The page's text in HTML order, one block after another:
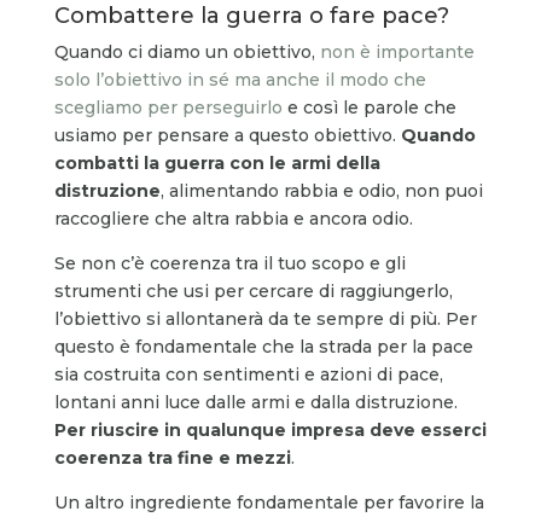
Combattere la guerra o fare pace?
Quando ci diamo un obiettivo, non è importante
solo l’obiettivo in sé ma anche il modo che
scegliamo per perseguirlo e così le parole che
usiamo per pensare a questo obiettivo. Quando
combatti la guerra con le armi della
distruzione, alimentando rabbia e odio, non puoi
raccogliere che altra rabbia e ancora odio.
Se non c’è coerenza tra il tuo scopo e gli
strumenti che usi per cercare di raggiungerlo,
l’obiettivo si allontanerà da te sempre di più. Per
questo è fondamentale che la strada per la pace
sia costruita con sentimenti e azioni di pace,
lontani anni luce dalle armi e dalla distruzione.
Per riuscire in qualunque impresa deve esserci
coerenza tra fine e mezzi.
Un altro ingrediente fondamentale per favorire la